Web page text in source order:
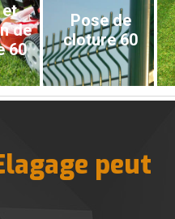
de
60
Pose de
cloture 60
peut